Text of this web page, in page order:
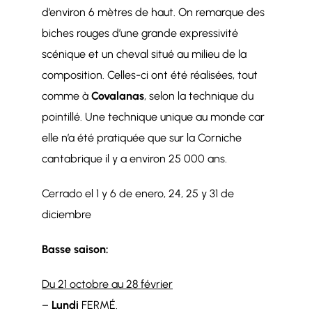
d’environ 6 mètres de haut. On remarque des
biches rouges d’une grande expressivité
scénique et un cheval situé au milieu de la
composition. Celles-ci ont été réalisées, tout
comme à Covalanas, selon la technique du
pointillé. Une technique unique au monde car
elle n’a été pratiquée que sur la Corniche
cantabrique il y a environ 25 000 ans.
Cerrado el 1 y 6 de enero, 24, 25 y 31 de
diciembre
Basse saison:
Du 21 octobre au 28 février
– Lundi FERMÉ.